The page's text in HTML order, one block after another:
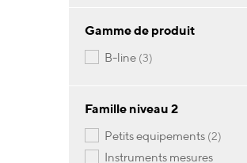
Gamme de produit
b-line 3articles
Famille niveau 2
petits equipements 2articles
instruments mesures